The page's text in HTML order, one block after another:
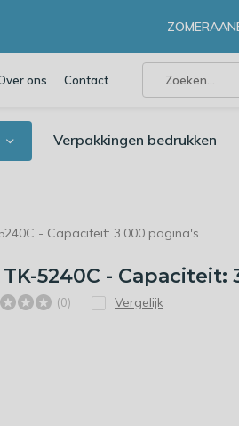
ons Contact
Verpakkingen bedrukken
- Capaciteit: 3.000 pagina's
5240C - Capaciteit:
(0) Vergelijk